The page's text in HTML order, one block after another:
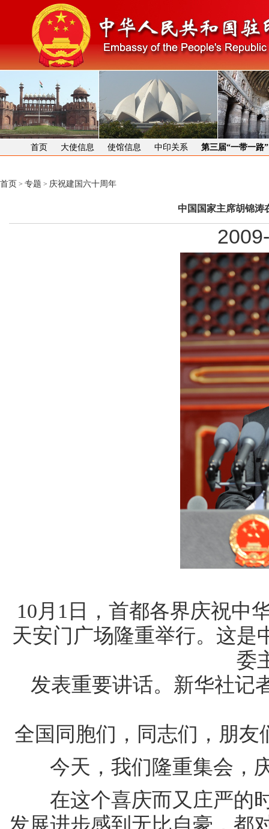
首页 大使信息 使馆信息 中印关系 第三届“一带一路
首页 > 专题 > 庆祝建国六十周年
中国国家主席胡锦涛
10月1日，首都各界庆祝中
天安门广场隆重举行。这是
委
发表重要讲话。新华社记
全国同胞们，同志们，朋友
今天，我们隆重集会，庆
在这个喜庆而又庄严的时
发展进步感到无比自豪，都